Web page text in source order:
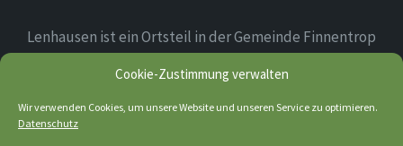
Cookie-Zustimmung verwalten
Wir verwenden Cookies, um unsere Website und unseren Service zu optimieren.
Datenschutz
Lenhausen ist ein Ortsteil in der Gemeinde Finnentrop
im Sauerland mit rund 1.190 Einwohnern, der sich am
Zusammenfluss von Lenne und Fretter befindet. Das
Ortsbild des Dorfkerns ist teilweise noch altertümlich
geprägt; einige Fachwerkhäuser sind noch erhalten.